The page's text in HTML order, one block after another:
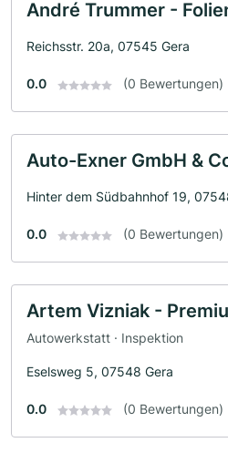
André Trummer -
Reichsstr. 20a, 07545 Gera
0.0 (0 Bewertungen)
Auto-Exner GmbH &
Hinter dem Südbahnhof 19,
0.0 (0 Bewertungen)
Artem Vizniak -
Autowerkstatt · Inspektion
Eselsweg 5, 07548 Gera
0.0 (0 Bewertungen)